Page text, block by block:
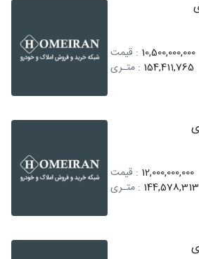
10,500,000,000 : قیمت
154,411,765 : متـری
12,000,000,000 : قیمت
144,578,313 : متـری